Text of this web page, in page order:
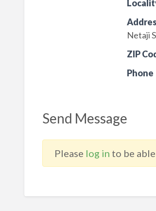
Netaji
ZIP
Phone
Send Message
Please log in to be